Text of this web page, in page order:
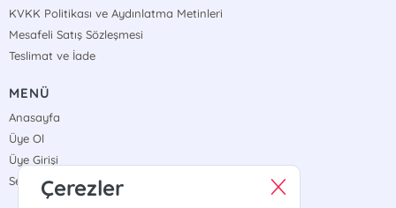
KVKK Politikası ve Aydınlatma Metinleri
Mesafeli Satış Sözleşmesi
Teslimat ve İade
MENÜ
Anasayfa
Üye Ol
Üye Girişi
SepetimÇerezler